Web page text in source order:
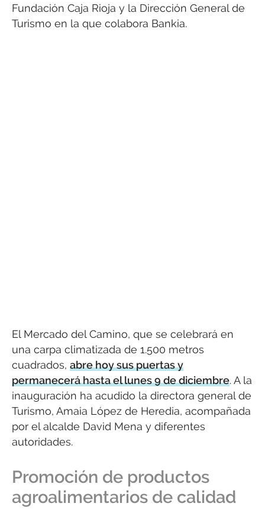
Fundación Caja Rioja y la Dirección General de
Turismo en la que colabora Bankia.
El Mercado del Camino, que se celebrará en
una carpa climatizada de 1.500 metros
cuadrados, abre hoy sus puertas y
permanecerá hasta el lunes 9 de diciembre. A la
inauguración ha acudido la directora general de
Turismo, Amaia López de Heredia, acompañada
por el alcalde David Mena y diferentes
autoridades.
Promoción de productos
agroalimentarios de calidad